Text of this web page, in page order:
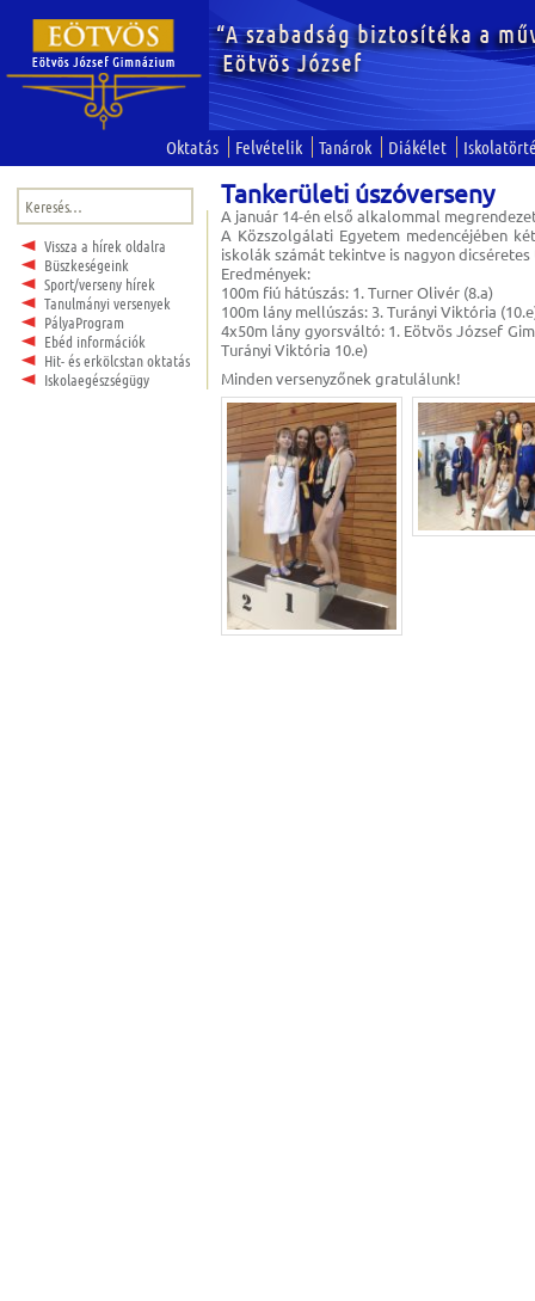
Oktatás Felvételik Tanárok Diákélet
Keresés:
Vissza a hírek oldalra
Büszkeségeink
Sport/verseny hírek
Tanulmányi versenyek
PályaProgram
Ebéd információk
Hit- és erkölcstan oktatás
Iskolaegészségügy
Tankerületi úszóverseny
A január 14-én első alkalommal
A Közszolgálati Egyetem medencéjében
iskolák számát tekintve is nagyon
Eredmények:
100m fiú hátúszás: 1. Turner Olivér (8.a)
100m lány mellúszás: 3. Turányi Viktória
4x50m lány gyorsváltó: 1. Eötvös József
Turányi Viktória 10.e)
Minden versenyzőnek gratulálunk!